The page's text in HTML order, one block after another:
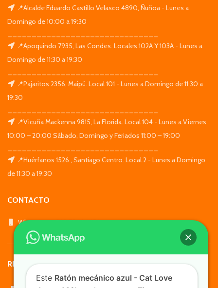
📍Alcalde Eduardo Castillo Velasco 4890, Ñuñoa - Lunes a
Domingo de 10:00 a 19:30
📍Apoquindo 7935, Las Condes. Locales 102A Y 103A - Lunes a
Domingo de 11:30 a 19:30
📍Pajaritos 2356, Maipú. Local 101 - Lunes a Domingo de 11:30 a
19:30
📍Vicuña Mackenna 9815, La Florida. Local 104 - Lunes a Viernes
10:00 – 20:00 Sábado, Domingo y Feriados 11:00 – 19:00
📍Huérfanos 1526 , Santiago Centro. Local 2 - Lunes a Domingo
de 11:30 a 19:30
CONTACTO
WhatsApp: +569 7564 4676
REDES SOCIALES
Este Ratón mecánico azul - Cat Love